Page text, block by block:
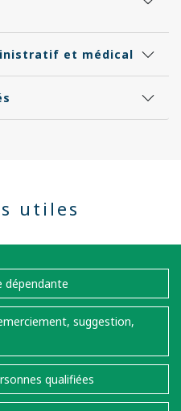
et médical
utiles
dépendante
suggestion,
qualifiées